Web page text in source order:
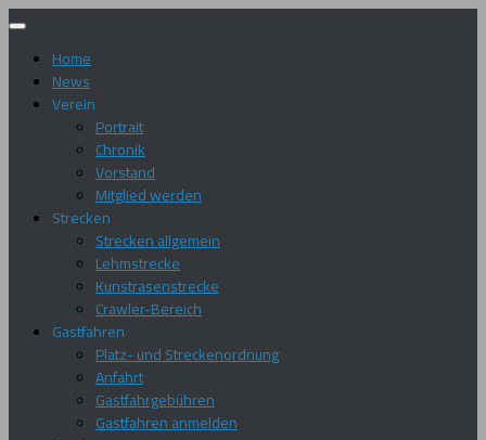
Zum
springenHome
News
Verein
Portrait
Chronik
Vorstand
Mitglied werden
Strecken
Strecken allgemein
Lehmstrecke
Kunstrasenstrecke
Crawler-Bereich
Gastfahren
Platz- und Streckenordnung
Anfahrt
Gastfahrgebühren
Gastfahren anmelden